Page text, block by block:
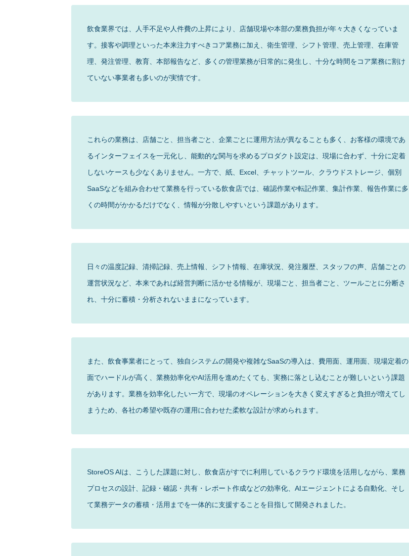
飲食業界では、人手不足や人件費の上昇により、店舗現場や本部の業務負担が年々大きくなっていま
す。接客や調理といった本来注力すべきコア業務に加え、衛生管理、シフト管理、売上管理、在庫管
理、発注管理、教育、本部報告など、多くの管理業務が日常的に発生し、十分な時間をコア業務に割け
ていない事業者も多いのが実情です。
これらの業務は、店舗ごと、担当者ごと、企業ごとに運用方法が異なることも多く、お客様の環境であ
るインターフェイスを一元化し、能動的な関与を求めるプロダクト設定は、現場に合わず、十分に定着
しないケースも少なくありません。一方で、紙、Excel、チャットツール、クラウドストレージ、個別
SaaSなどを組み合わせて業務を行っている飲食店では、確認作業や転記作業、集計作業、報告作業に多
くの時間がかかるだけでなく、情報が分散しやすいという課題があります。
日々の温度記録、清掃記録、売上情報、シフト情報、在庫状況、発注履歴、スタッフの声、店舗ごとの
運営状況など、本来であれば経営判断に活かせる情報が、現場ごと、担当者ごと、ツールごとに分断さ
れ、十分に蓄積・分析されないままになっています。
また、飲食事業者にとって、独自システムの開発や複雑なSaaSの導入は、費用面、運用面、現場定着の
面でハードルが高く、業務効率化やAI活用を進めたくても、実務に落とし込むことが難しいという課題
があります。業務を効率化したい一方で、現場のオペレーションを大きく変えすぎると負担が増えてし
まうため、各社の希望や既存の運用に合わせた柔軟な設計が求められます。
StoreOS AIは、こうした課題に対し、飲食店がすでに利用しているクラウド環境を活用しながら、業務
プロセスの設計、記録・確認・共有・レポート作成などの効率化、AIエージェントによる自動化、そし
て業務データの蓄積・活用までを一体的に支援することを目指して開発されました。